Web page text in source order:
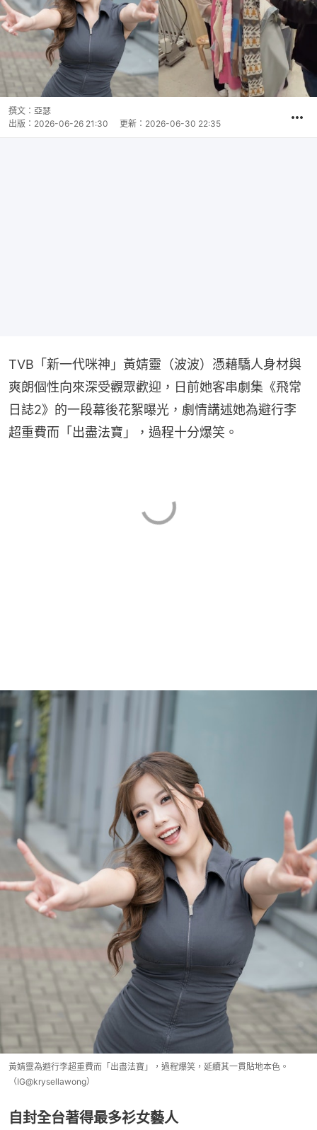
撰文： 亞瑟
出版： 2026-06-26 21:30 更新： 2026-06-30 22:35
TVB「新一代咪神」黃婧靈（波波）憑藉驕人身材與
爽朗個性向來深受觀眾歡迎，日前她客串劇集《飛常
日誌2》的一段幕後花絮曝光，劇情講述她為避行李
超重費而「出盡法寶」，過程十分爆笑。
黃婧靈為避行李超重費而「出盡法寶」，過程爆笑，延續其一貫貼地本色。
（IG@krysellawong）
自封全台著得最多衫女藝人